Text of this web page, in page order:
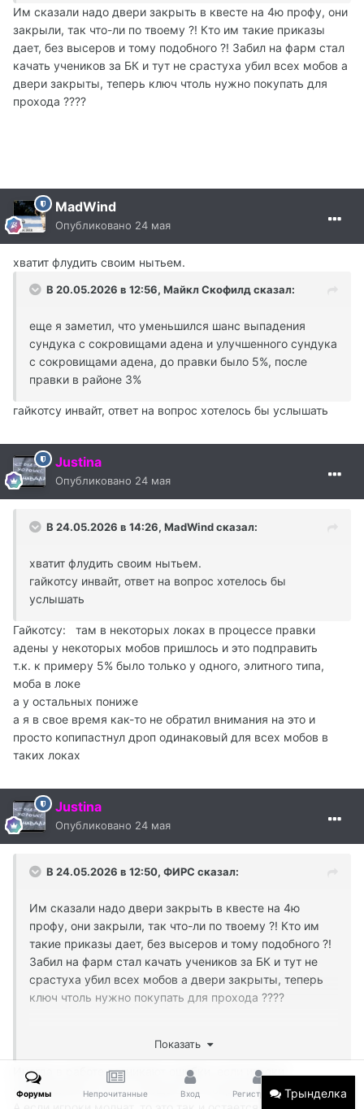
на игру то можно делать это тихо без всякого высера,
по типу админы офигели они такие же работники и
делают свою работу а не от балды, им сказали надо
урезать адену вот гайка и урезал
Им сказали надо двери закрыть в квесте на 4ю профу, они
закрыли, так что-ли по твоему ?! Кто им такие приказы
дает, без высеров и тому подобного ?! Забил на фарм стал
качать учеников за БК и тут не срастуха убил всех мобов а
двери закрыты, теперь ключ чтоль нужно покупать для
прохода ????
MadWind
Опубликовано 24 мая
хватит флудить своим нытьем.
В 20.05.2026 в 12:56, Майкл Скофилдсказал:
еще я заметил, что уменьшился шанс выпадения
сундука с сокровищами адена и улучшенного сундука
с сокровищами адена, до правки было 5%, после
правки в районе 3%
гайкотсу инвайт, ответ на вопрос хотелось бы услышать
Justina
Опубликовано 24 мая
В 24.05.2026 в 14:26, MadWindсказал:
хватит флудить своим нытьем.
гайкотсу инвайт, ответ на вопрос хотелось бы
услышать
Гайкотсу: там в некоторых локах в процессе правки
адены у некоторых мобов пришлось и это подправить
т.к. к примеру 5% было только у одного, элитного типа,
моба в локе
а у остальных пониже
а я в свое время как-то не обратил внимания на это и
просто копипастнул дроп одинаковый для всех мобов в
таких локах
Justina
Опубликовано 24 мая
В 24.05.2026 в 12:50, ФИРС сказал:
Им сказали надо двери закрыть в квесте на 4ю
профу, они закрыли, так что-ли по твоему ?! Кто им
такие приказы дает, без высеров и тому подобного ?!
Забил на фарм стал качать учеников за БК и тут не
срастуха убил всех мобов а двери закрыты, теперь
ключ чтоль нужно покупать для прохода ????
Показать
Иногда в работе возникают ошибки, если игроки
своевременно о них сообщают их поправляют.
Трынделка
Форумы Непрочитанные Вход Регистрация Больше